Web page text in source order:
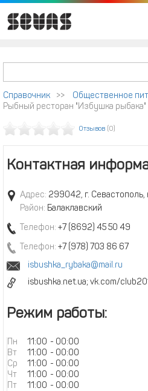
Справочник >> Общественное
Рыбный ресторан "Избушка рыбака"
Отзывов (0)
Контактная
Адрес: 299042, г.
Район: Балаклавский
Телефон: +7 (8692) 45 50 49
Телефон: +7 (978) 703 86 67
isbushka_rybaka@mail.ru
isbushka.net.ua; vk.com/
Режим работы:
Пн 11:00 - 00:00
Вт
11:00 - 00:00
Ср
11:00 - 00:00
Чт
11:00 - 00:00
Пт
11:00 - 00:00